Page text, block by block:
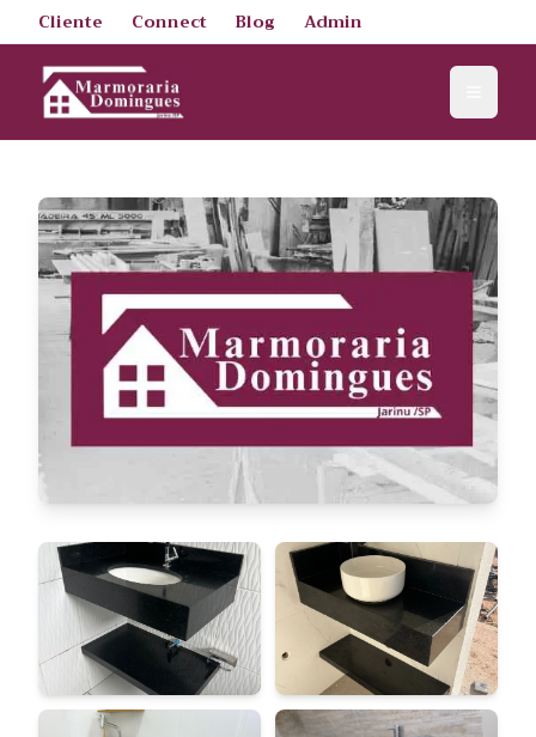
Cliente Connect Blog Admin